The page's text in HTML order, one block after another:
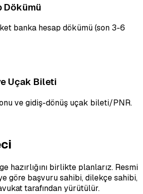
Dökümü
banka hesap dökümü (son 3-6
Uçak Bileti
ve gidiş-dönüş uçak bileti/PNR.
hazırlığını birlikte planlarız. Resmi
göre başvuru sahibi, dilekçe sahibi,
tarafından yürütülür.